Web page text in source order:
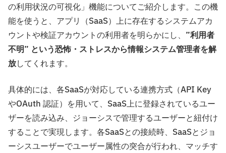
の利用状況の可視化」機能についてご紹介します。この機
能を使うと、アプリ（SaaS）上に存在するシステムアカ
ウントや検証アカウントの利用者を明らかにし、 ”利用者
不明” という恐怖・ストレスから情報システム管理者を解
放してくれます。
具体的には、各SaaSが対応している連携方式（API Key
やOAuth 認証）を用いて、SaaS上に登録されているユー
ザーを読み込み、ジョーシスで管理するユーザーと紐付け
することで実現します。各SaaSとの接続時、SaaSとジョ
ーシスユーザーでユーザー属性の突合が行われ、マッチす